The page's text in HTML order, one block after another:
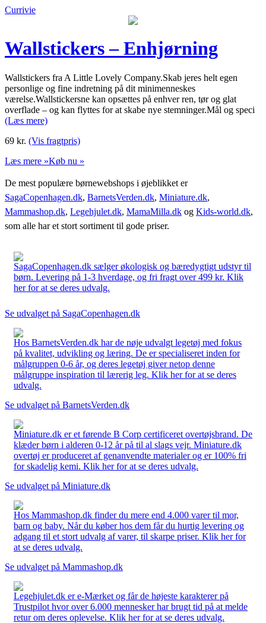
Currivie
Wallstickers – Enhjørning
Wallstickers fra A Little Lovely Company.Skab jeres helt egen
personlige og fine indretning på dit minimenneskes
værelse.Wallstickersne kan opsættes på enhver ren, tør og glat
overflade – og kan flyttes for at skabe nye stemninger.Mål og speci
(Læs mere)
69 kr. (Vis fragtpris)
Læs mere »Køb nu »
De mest populære børnewebshops i øjeblikket er
SagaCopenhagen.dk, BarnetsVerden.dk, Miniature.dk,
Mammashop.dk, Legehjulet.dk, MamaMilla.dk og Kids-world.dk,
som alle har et stort sortiment til gode priser.
SagaCopenhagen.dk sælger økologisk og bæredygtigt udstyr til
børn. Levering på 1-3 hverdage, og fri fragt over 499 kr. Klik
her for at se deres udvalg.
Se udvalget på SagaCopenhagen.dk
Hos BarnetsVerden.dk har de nøje udvalgt legetøj med fokus
på kvalitet, udvikling og læring. De er specialiseret inden for
målgruppen 0-6 år, og deres legetøj giver netop denne
målgruppe inspiration til lærerig leg. Klik her for at se deres
udvalg.
Se udvalget på BarnetsVerden.dk
Miniature.dk er et førende B Corp certificeret overtøjsbrand. De
klæder børn i alderen 0-12 år på til al slags vejr. Miniature.dk
overtøj er produceret af genanvendte materialer og er 100% fri
for skadelig kemi. Klik her for at se deres udvalg.
Se udvalget på Miniature.dk
Hos Mammashop.dk finder du mere end 4.000 varer til mor,
barn og baby. Når du køber hos dem får du hurtig levering og
adgang til et stort udvalg af varer, til skarpe priser. Klik her for
at se deres udvalg.
Se udvalget på Mammashop.dk
Legehjulet.dk er e-Mærket og får de højeste karakterer på
Trustpilot hvor over 6.000 mennesker har brugt tid på at melde
retur om deres oplevelse. Klik her for at se deres udvalg.